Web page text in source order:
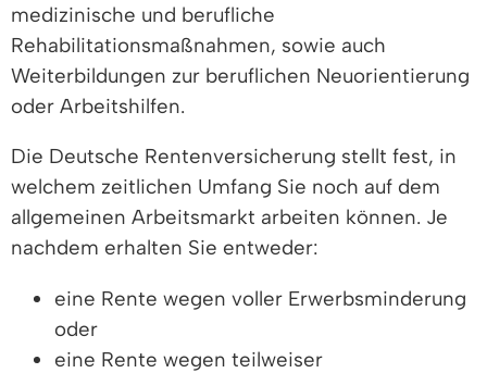
medizinische und berufliche
Rehabilitationsmaßnahmen, sowie auch
Weiterbildungen zur beruflichen Neuorientierung
oder Arbeitshilfen.
Die Deutsche Rentenversicherung stellt fest, in
welchem zeitlichen Umfang Sie noch auf dem
allgemeinen Arbeitsmarkt arbeiten können. Je
nachdem erhalten Sie entweder:
eine Rente wegen voller Erwerbsminderung
oder
eine Rente wegen teilweiser